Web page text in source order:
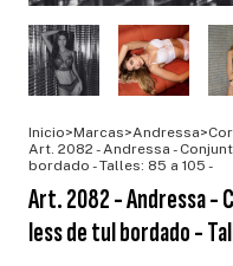
Inicio>Marcas>Andressa>
Art. 2082 - Andressa -
bordado - Talles: 85 a 105 -
Art. 2082 - Andressa -
less de tul bordado -